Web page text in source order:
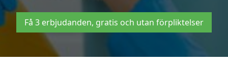
Få 3 erbjudanden, gratis och utan förpliktelser